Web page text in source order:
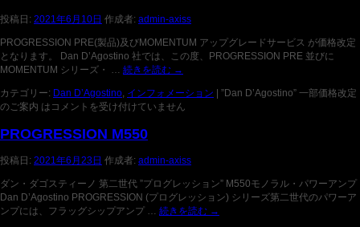
投稿日: 2021年6月10日 作成者: admin-axiss
PROGRESSION PRE(製品)及びMOMENTUM アップグレードサービス が価格改定
となります。 Dan D’Agostino 社では、この度、PROGRESSION PRE 並びに
MOMENTUM シリーズ・ … 続きを読む →
カテゴリー: Dan D’Agostino インフォメーション | ”Dan D’Agostino” 一部価格改定
のご案内 は コメントを受け付けていません
PROGRESSION M550
投稿日: 2021年6月23日 作成者: admin-axiss
ダン・ダゴスティーノ 第二世代 ”プログレッション” M550モノラル・パワーアンプ
Dan D’Agostino PROGRESSION (プログレッション) シリーズ第二世代のパワーア
ンプには、フラッグシップアンプ … 続きを読む →